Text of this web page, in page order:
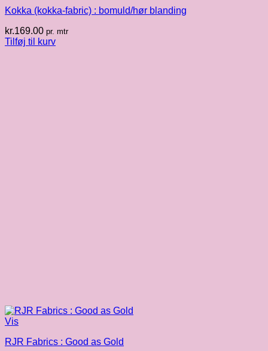
Kokka (kokka-fabric) : bomuld/hør blanding
kr.169.00 pr. mtr
Tilføj til kurv
Vis
RJR Fabrics : Good as Gold